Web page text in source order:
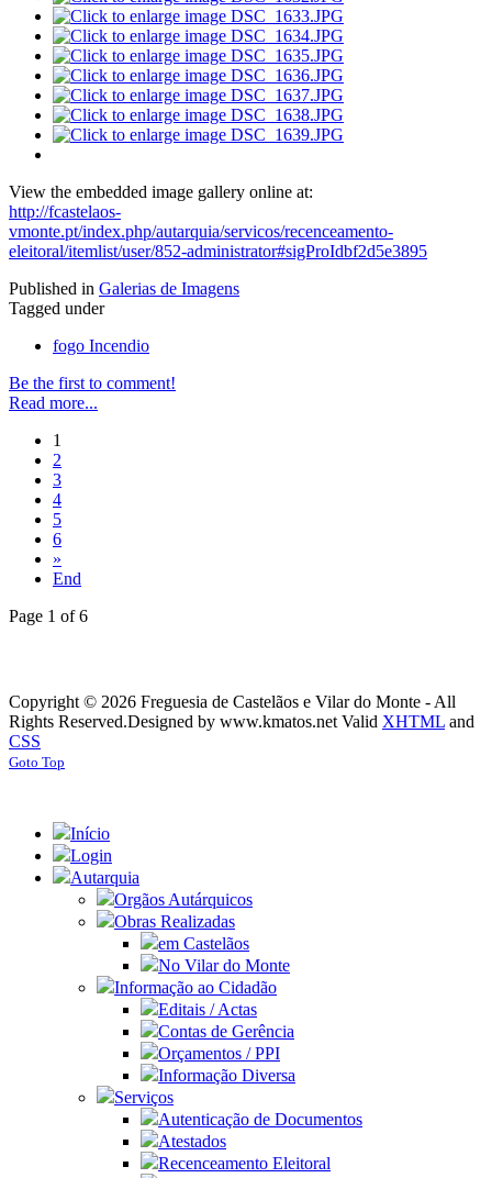
View the embedded image gallery online at:
http://fcastelaos-
vmonte.pt/index.php/autarquia/servicos/recenceamento-
eleitoral/itemlist/user/852-administrator#sigProIdbf2d5e3895
Published in Galerias de Imagens
Tagged under
fogo Incendio
Be the first to comment!
Read more...
1
2
3
4
5
6
»
End
Page 1 of 6
Copyright © 2026 Freguesia de Castelãos e Vilar do Monte - All
Rights Reserved.Designed by www.kmatos.net Valid XHTML and
CSS
Goto Top
Início
Login
Autarquia
Orgãos Autárquicos
Obras Realizadas
em Castelãos
No Vilar do Monte
Informação ao Cidadão
Editais / Actas
Contas de Gerência
Orçamentos / PPI
Informação Diversa
Serviços
Autenticação de Documentos
Atestados
Recenceamento Eleitoral